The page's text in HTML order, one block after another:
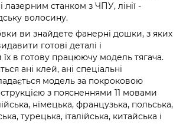
лазерним станком з ЧПУ, лінії -
волосину.
ви знайдете фанерні дошки, з яких
готові деталі і
в готову працюючу модель тягача.
ані клей, ані спеціальні
модель за покроковою
з поясненнями 11 мовами
німецька, французька, польська,
турецька, італійська, китайська і